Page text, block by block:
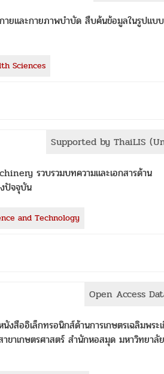
ายและกายภาพบำบัด สืบค้นข้อมูลในรูปแบ
Sciences
Supported by ThaiLIS
รวบรวมบทความและเอกสารด้าน
ปัจจุบัน
and Technology
Open Access
งสืออิเล็กทรอนิกส์ด้านการเกษตรเฉลิมพระ
าขาเกษตรศาสตร์ สำนักหอสมุด มหาวิทยาลัย